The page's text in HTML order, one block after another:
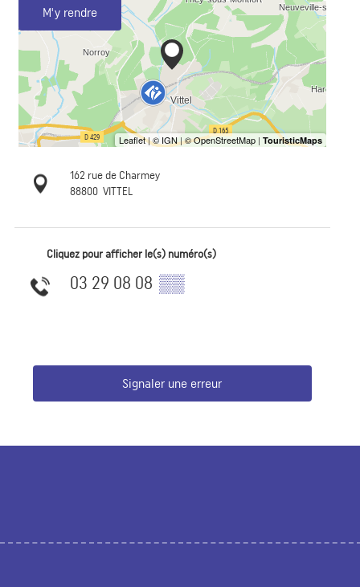
M'y rendre
162 rue de Charmey
88800 VITTEL
Cliquez pour afficher le(s) numéro(s)
03 29 08 08 ▒▒
Signaler une erreur